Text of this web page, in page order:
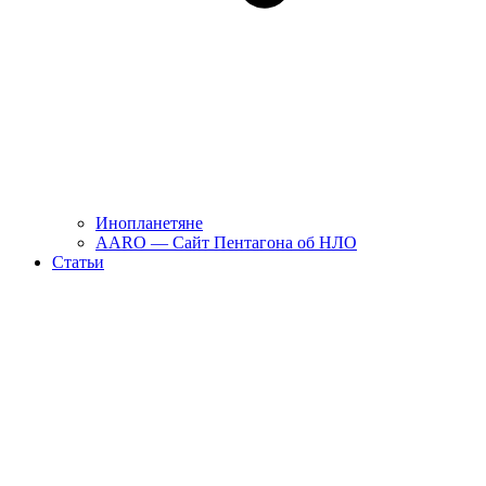
Инопланетяне
AARO — Сайт Пентагона об НЛО
Статьи